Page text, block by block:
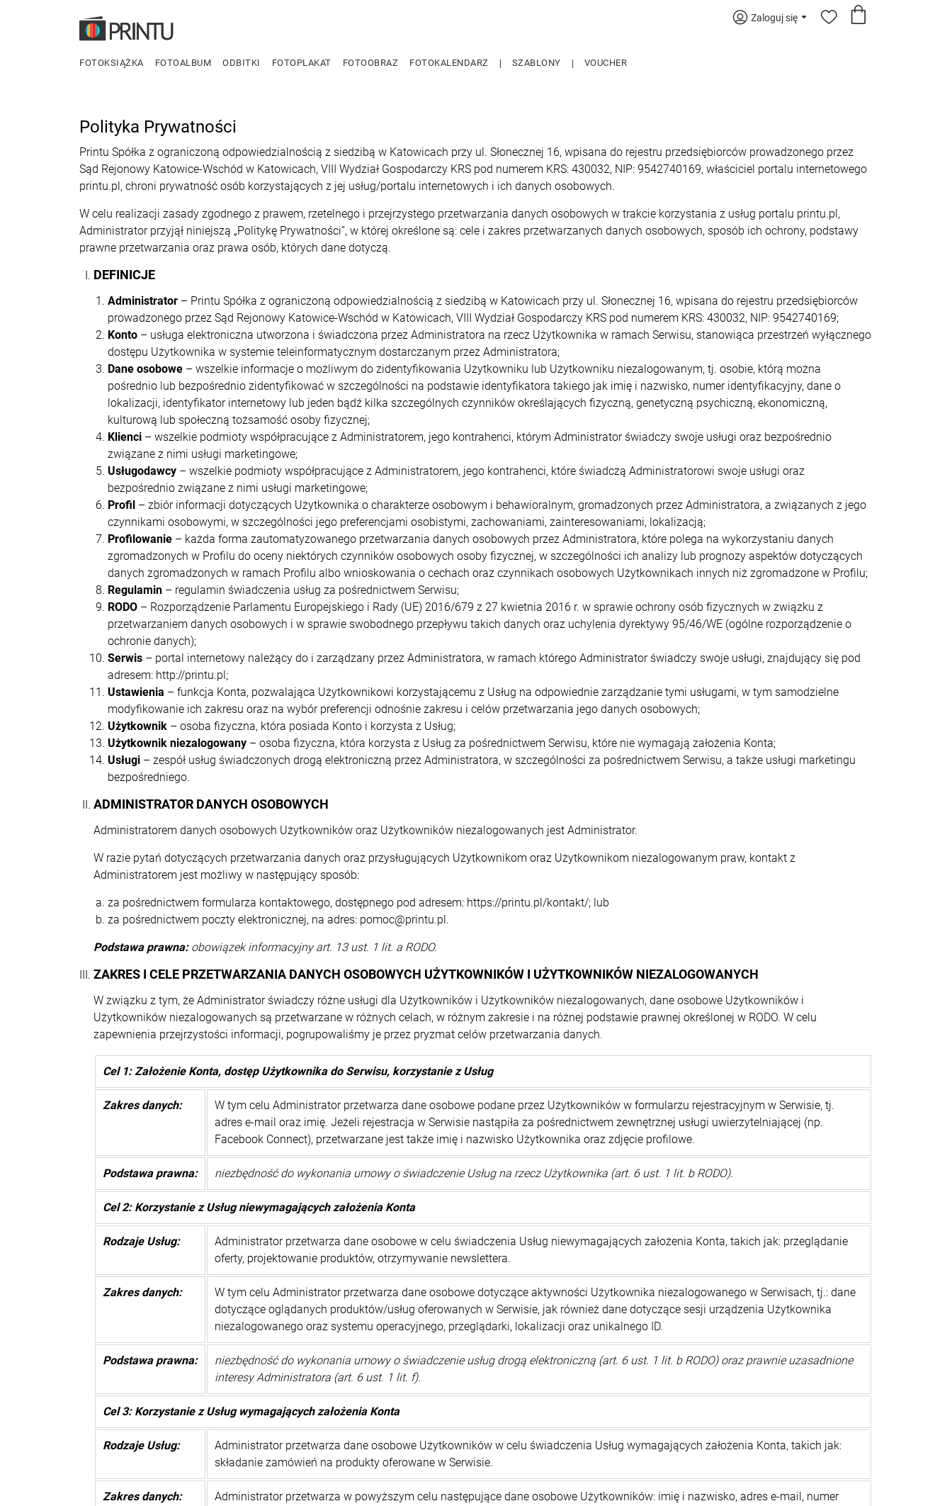
Zaloguj się
FOTOKSIĄŻKA FOTOALBUM ODBITKI FOTOPLAKAT FOTOOBRAZ FOTOKALENDARZ SZABLONY VOUCHER
Polityka Prywatności
Printu Spółka z ograniczoną odpowiedzialnością z siedzibą w Katowicach przy ul. Słonecznej 16, wpisana do rejestru przedsiębiorców prowadzonego przez
Sąd Rejonowy Katowice-Wschód w Katowicach, VIII Wydział Gospodarczy KRS pod numerem KRS: 430032, NIP: 9542740169, właściciel portalu internetowego
printu.pl, chroni prywatność osób korzystających z jej usług/portalu internetowych i ich danych osobowych.
W celu realizacji zasady zgodnego z prawem, rzetelnego i przejrzystego przetwarzania danych osobowych w trakcie korzystania z usług portalu printu.pl,
Administrator przyjął niniejszą „Politykę Prywatności”, w której określone są: cele i zakres przetwarzanych danych osobowych, sposób ich ochrony, podstawy
prawne przetwarzania oraz prawa osób, których dane dotyczą.
DEFINICJE
Administrator – Printu Spółka z ograniczoną odpowiedzialnością z siedzibą w Katowicach przy ul. Słonecznej 16, wpisana do rejestru przedsiębiorców
prowadzonego przez Sąd Rejonowy Katowice-Wschód w Katowicach, VIII Wydział Gospodarczy KRS pod numerem KRS: 430032, NIP: 9542740169;
Konto – usługa elektroniczna utworzona i świadczona przez Administratora na rzecz Użytkownika w ramach Serwisu, stanowiąca przestrzeń wyłącznego
dostępu Użytkownika w systemie teleinformatycznym dostarczanym przez Administratora;
Dane osobowe – wszelkie informacje o możliwym do zidentyfikowania Użytkowniku lub Użytkowniku niezalogowanym, tj. osobie, którą można
pośrednio lub bezpośrednio zidentyfikować w szczególności na podstawie identyfikatora takiego jak imię i nazwisko, numer identyfikacyjny, dane o
lokalizacji, identyfikator internetowy lub jeden bądź kilka szczególnych czynników określających fizyczną, genetyczną psychiczną, ekonomiczną,
kulturową lub społeczną tożsamość osoby fizycznej;
Klienci – wszelkie podmioty współpracujące z Administratorem, jego kontrahenci, którym Administrator świadczy swoje usługi oraz bezpośrednio
związane z nimi usługi marketingowe;
Usługodawcy – wszelkie podmioty współpracujące z Administratorem, jego kontrahenci, które świadczą Administratorowi swoje usługi oraz
bezpośrednio związane z nimi usługi marketingowe;
Profil – zbiór informacji dotyczących Użytkownika o charakterze osobowym i behawioralnym, gromadzonych przez Administratora, a związanych z jego
czynnikami osobowymi, w szczególności jego preferencjami osobistymi, zachowaniami, zainteresowaniami, lokalizacją;
Profilowanie – każda forma zautomatyzowanego przetwarzania danych osobowych przez Administratora, które polega na wykorzystaniu danych
zgromadzonych w Profilu do oceny niektórych czynników osobowych osoby fizycznej, w szczególności ich analizy lub prognozy aspektów dotyczących
danych zgromadzonych w ramach Profilu albo wnioskowania o cechach oraz czynnikach osobowych Użytkownikach innych niż zgromadzone w Profilu;
Regulamin – regulamin świadczenia usług za pośrednictwem Serwisu;
RODO – Rozporządzenie Parlamentu Europejskiego i Rady (UE) 2016/679 z 27 kwietnia 2016 r. w sprawie ochrony osób fizycznych w związku z
przetwarzaniem danych osobowych i w sprawie swobodnego przepływu takich danych oraz uchylenia dyrektywy 95/46/WE (ogólne rozporządzenie o
ochronie danych);
Serwis – portal internetowy należący do i zarządzany przez Administratora, w ramach którego Administrator świadczy swoje usługi, znajdujący się pod
adresem: http://printu.pl;
Ustawienia – funkcja Konta, pozwalająca Użytkownikowi korzystającemu z Usług na odpowiednie zarządzanie tymi usługami, w tym samodzielne
modyfikowanie ich zakresu oraz na wybór preferencji odnośnie zakresu i celów przetwarzania jego danych osobowych;
Użytkownik – osoba fizyczna, która posiada Konto i korzysta z Usług;
Użytkownik niezalogowany – osoba fizyczna, która korzysta z Usług za pośrednictwem Serwisu, które nie wymagają założenia Konta;
Usługi – zespół usług świadczonych drogą elektroniczną przez Administratora, w szczególności za pośrednictwem Serwisu, a także usługi marketingu
bezpośredniego.
ADMINISTRATOR DANYCH OSOBOWYCH
Administratorem danych osobowych Użytkowników oraz Użytkowników niezalogowanych jest Administrator.
W razie pytań dotyczących przetwarzania danych oraz przysługujących Użytkownikom oraz Użytkownikom niezalogowanym praw, kontakt z
Administratorem jest możliwy w następujący sposób:
za pośrednictwem formularza kontaktowego, dostępnego pod adresem: https://printu.pl/kontakt/; lub
za pośrednictwem poczty elektronicznej, na adres: pomoc@printu.pl.
Podstawa prawna:obowiązek informacyjny art. 13 ust. 1 lit. a RODO.
ZAKRES I CELE PRZETWARZANIA DANYCH OSOBOWYCH UŻYTKOWNIKÓW I UŻYTKOWNIKÓW NIEZALOGOWANYCH
W związku z tym, że Administrator świadczy różne usługi dla Użytkowników i Użytkowników niezalogowanych, dane osobowe Użytkowników i
Użytkowników niezalogowanych są przetwarzane w różnych celach, w różnym zakresie i na różnej podstawie prawnej określonej w RODO. W celu
zapewnienia przejrzystości informacji, pogrupowaliśmy je przez pryzmat celów przetwarzania danych.
Cel 1: Założenie Konta, dostęp Użytkownika do Serwisu, korzystanie z Usług
Zakres danych:
W tym celu Administrator przetwarza dane osobowe podane przez Użytkowników w formularzu rejestracyjnym w Serwisie, tj.
adres e-mail oraz imię. Jeżeli rejestracja w Serwisie nastąpiła za pośrednictwem zewnętrznej usługi uwierzytelniającej (np.
Facebook Connect), przetwarzane jest także imię i nazwisko Użytkownika oraz zdjęcie profilowe.
Podstawa prawna: niezbędność do wykonania umowy o świadczenie Usług na rzecz Użytkownika (art. 6 ust. 1 lit. b RODO).
Cel 2: Korzystanie z Usług niewymagających założenia Konta
Rodzaje Usług:
Administrator przetwarza dane osobowe w celu świadczenia Usług niewymagających założenia Konta, takich jak: przeglądanie
oferty, projektowanie produktów, otrzymywanie newslettera.
Zakres danych:
W tym celu Administrator przetwarza dane osobowe dotyczące aktywności Użytkownika niezalogowanego w Serwisach, tj.: dane
dotyczące oglądanych produktów/usług oferowanych w Serwisie, jak również dane dotyczące sesji urządzenia Użytkownika
niezalogowanego oraz systemu operacyjnego, przeglądarki, lokalizacji oraz unikalnego ID.
Podstawa prawna:
niezbędność do wykonania umowy o świadczenie usług drogą elektroniczną (art. 6 ust. 1 lit. b RODO) oraz prawnie uzasadnione
interesy Administratora (art. 6 ust. 1 lit. f).
Cel 3: Korzystanie z Usług wymagających założenia Konta
Rodzaje Usług:
Administrator przetwarza dane osobowe Użytkowników w celu świadczenia Usług wymagających założenia Konta, takich jak:
składanie zamówień na produkty oferowane w Serwisie.
Zakres danych:
Administrator przetwarza w powyższym celu następujące dane osobowe Użytkowników: imię i nazwisko, adres e-mail, numer